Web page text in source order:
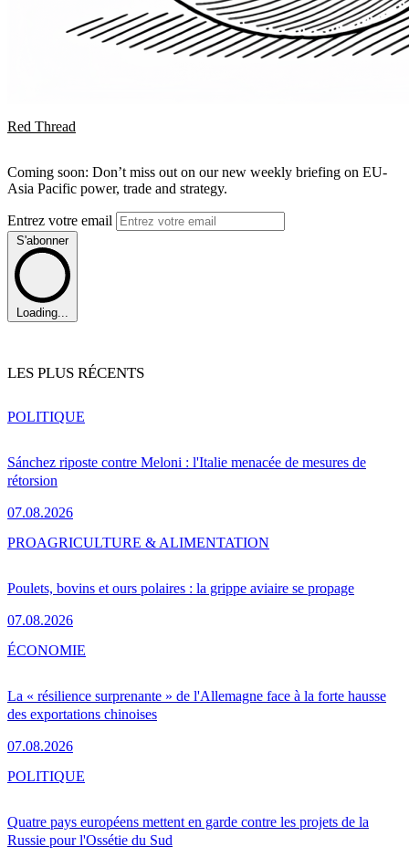
Red Thread
Coming soon: Don’t miss out on our new weekly briefing on EU-
Asia Pacific power, trade and strategy.
Entrez votre email
S'abonner
Loading...
LES PLUS RÉCENTS
Sánchez riposte contre Meloni : l'Italie menacée de mesures de
rétorsion
07.08.2026
POLITIQUE
Poulets, bovins et ours polaires : la grippe aviaire se propage
07.08.2026
PROAGRICULTURE & ALIMENTATION
La « résilience surprenante » de l'Allemagne face à la forte hausse
des exportations chinoises
07.08.2026
ÉCONOMIE
Quatre pays européens mettent en garde contre les projets de la
Russie pour l'Ossétie du Sud
POLITIQUE